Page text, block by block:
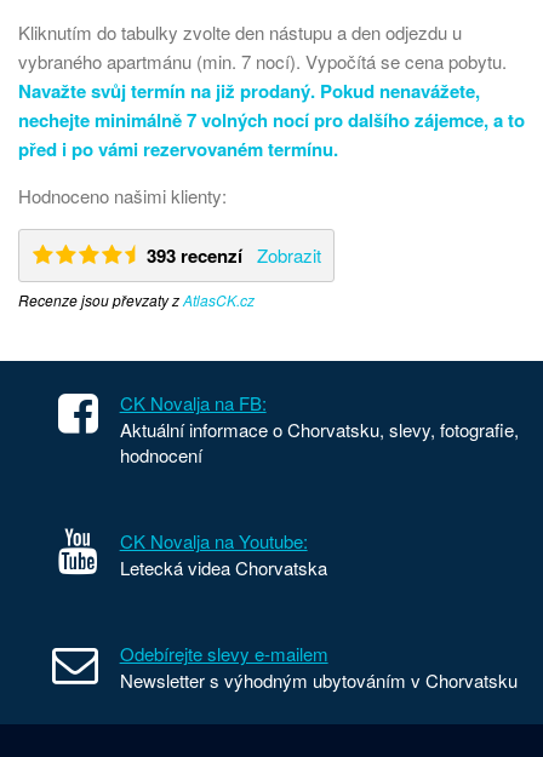
Kliknutím do tabulky zvolte den nástupu a den odjezdu u
vybraného apartmánu (min. 7 nocí). Vypočítá se cena pobytu.
Navažte svůj termín na již prodaný. Pokud nenavážete,
nechejte minimálně 7 volných nocí pro dalšího zájemce, a to
před i po vámi rezervovaném termínu.
Hodnoceno našimi klienty:
393 recenzí Zobrazit
Recenze jsou převzaty zAtlasCK.cz
CK Novalja na FB:
Aktuální informace o Chorvatsku, slevy, fotografie,
hodnocení
CK Novalja na Youtube:
Letecká videa Chorvatska
Odebírejte slevy e-mailem
Newsletter s výhodným ubytováním v Chorvatsku